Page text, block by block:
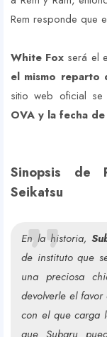
Rem responde que
White Fox será el
el mismo reparto
sitio web oficial se
OVA y la fecha
Sinopsis de
Seikatsu
En la historia,
de instituto que
una preciosa
devolverle el
con el que carga